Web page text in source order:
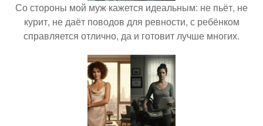
Со стороны мой муж кажется идеальным: не пьёт, не
курит, не даёт поводов для ревности, с ребёнком
справляется отлично, да и готовит лучше многих.